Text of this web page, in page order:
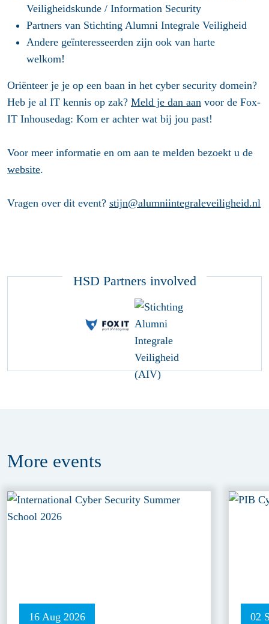
Veiligheidskunde / Information Security
Partners van Stichting Alumni Integrale Veiligheid
Andere geïnteresseerden zijn ook van harte
welkom!
Oriënteer je je op een baan in het cyber security domein?
Heb je al IT kennis op zak? Meld je dan aan voor de Fox-
IT Inhousedag: Kom er achter wat bij jou past!
Voor meer informatie en om aan te melden bezoekt u de
website.
Vragen over dit event? stijn@alumniintegraleveiligheid.nl
HSD Partners involved
More events
16 Aug 2026 02